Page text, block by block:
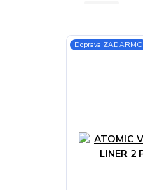
Doprava ZADARMO